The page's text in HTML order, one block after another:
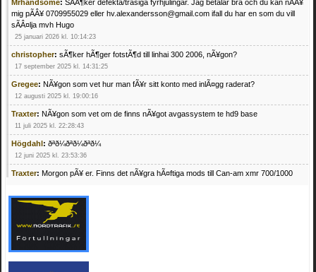
Mrhandsome: SÃÂ¶ker defekta/trasiga fyrhjulingar. Jag betalar bra och du kan nÃÂ¥
mig pÃÂ¥ 0709955029 eller hv.alexandersson@gmail.com ifall du har en som du vill
sÃÂ¤lja mvh Hugo
25 januari 2026 kl. 10:14:23
christopher: sÃ¶ker hÃ¶ger fotstÃ¶d till linhai 300 2006, nÃ¥gon?
17 september 2025 kl. 14:31:25
Gregee: NÃ¥gon som vet hur man fÃ¥r sitt konto med inlÃ¤gg raderat?
12 augusti 2025 kl. 19:00:16
Traxter: NÃ¥gon som vet om de finns nÃ¥got avgassystem te hd9 base
11 juli 2025 kl. 22:28:43
Högdahl : ðªð¼ðªð¼ðªð¼
12 juni 2025 kl. 23:53:36
Traxter: Morgon pÃ¥ er. Finns det nÃ¥gra hÃ¤ftiga mods till Can-am xmr 700/1000
Mrhandsome:SÃ¶ker defekta/trasiga fyrhjulingar. Jag betalar bra och du kan nÃ¥ mig
pÃ¥ 0709955029 eller hv.alexandersson@gmail.com ifall du har en som du vill sÃ¤lja
mvh Hugo
21 februari 2025 kl. 09:25:52